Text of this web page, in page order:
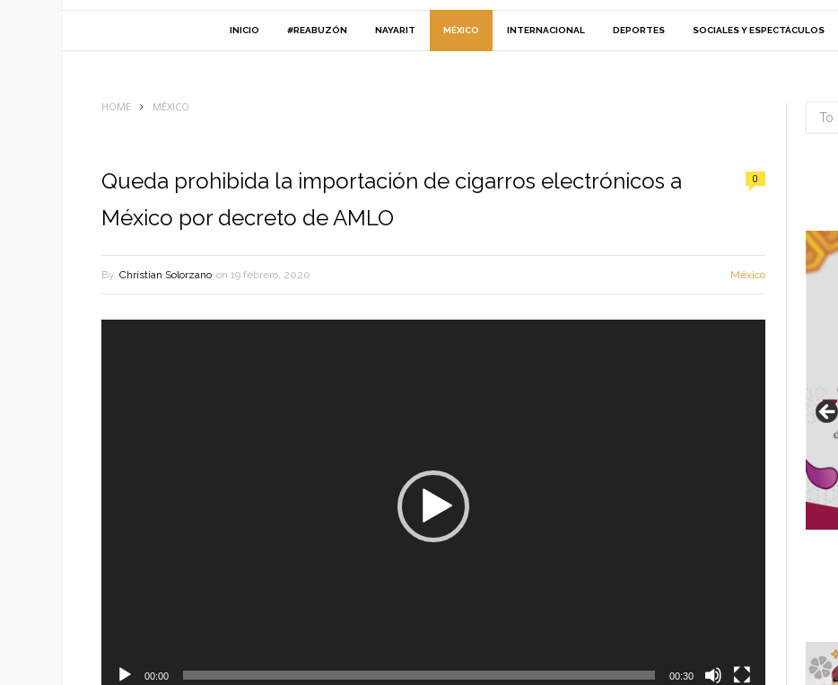
INICIO #REABUZÓN NAYARIT MÉXICO INTERNACIONAL DEPORTES SOCIALES Y ESPECTÁCULOS
HOME MÉXICO
Queda prohibida la importación de cigarros electrónicos a
México por decreto de AMLO
0
By Christian Solorzano on 19 febrero, 2020 México
00:00 00:30
Search
for: